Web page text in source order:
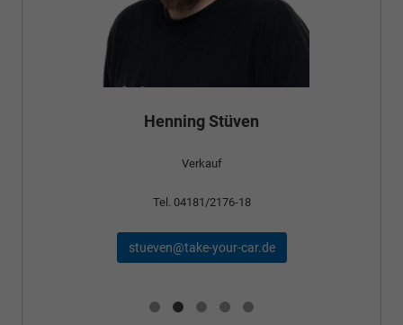
Henning Stüven
Verkauf
Tel. 04181/2176-18
stueven@take-your-car.de